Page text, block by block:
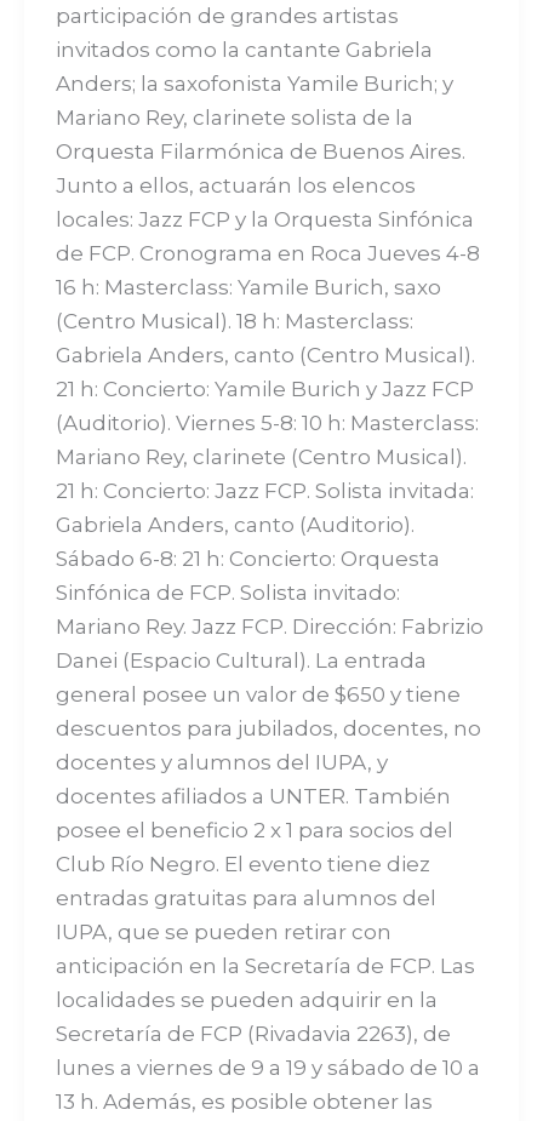
participación de grandes artistas
invitados como la cantante Gabriela
Anders; la saxofonista Yamile Burich; y
Mariano Rey, clarinete solista de la
Orquesta Filarmónica de Buenos Aires.
Junto a ellos, actuarán los elencos
locales: Jazz FCP y la Orquesta Sinfónica
de FCP. Cronograma en Roca Jueves 4-8
16 h: Masterclass: Yamile Burich, saxo
(Centro Musical). 18 h: Masterclass:
Gabriela Anders, canto (Centro Musical).
21 h: Concierto: Yamile Burich y Jazz FCP
(Auditorio). Viernes 5-8: 10 h: Masterclass:
Mariano Rey, clarinete (Centro Musical).
21 h: Concierto: Jazz FCP. Solista invitada:
Gabriela Anders, canto (Auditorio).
Sábado 6-8: 21 h: Concierto: Orquesta
Sinfónica de FCP. Solista invitado:
Mariano Rey. Jazz FCP. Dirección: Fabrizio
Danei (Espacio Cultural). La entrada
general posee un valor de $650 y tiene
descuentos para jubilados, docentes, no
docentes y alumnos del IUPA, y
docentes afiliados a UNTER. También
posee el beneficio 2 x 1 para socios del
Club Río Negro. El evento tiene diez
entradas gratuitas para alumnos del
IUPA, que se pueden retirar con
anticipación en la Secretaría de FCP. Las
localidades se pueden adquirir en la
Secretaría de FCP (Rivadavia 2263), de
lunes a viernes de 9 a 19 y sábado de 10 a
13 h. Además, es posible obtener las